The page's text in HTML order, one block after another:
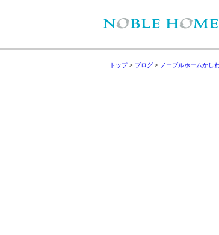
トップ> ブログ > ノーブルホームかし